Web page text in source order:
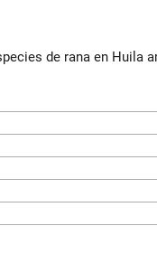
de rana en Huila